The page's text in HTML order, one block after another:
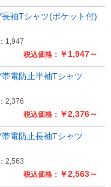
税込価格： ￥1,947～
袖Tシャツ(ポケット付)
1,947
税込価格： ￥2,376～
電防止半袖Tシャツ
2,376
税込価格： ￥2,563～
電防止長袖Tシャツ
2,563